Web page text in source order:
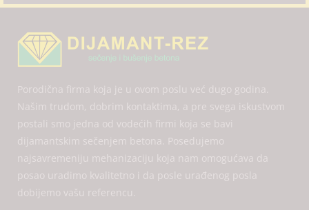
Porodična firma koja je u ovom poslu već dugo godina.
Našim trudom, dobrim kontaktima, a pre svega iskustvom
postali smo jedna od vodećih firmi koja se bavi
dijamantskim sečenjem betona. Posedujemo
najsavremeniju mehanizaciju koja nam omogućava da
posao uradimo kvalitetno i da posle urađenog posla
dobijemo vašu referencu.